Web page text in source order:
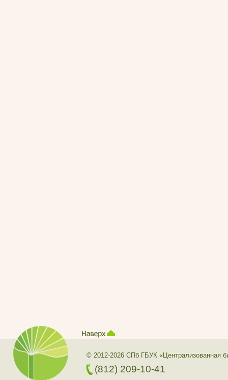
© 2012-2026 СПб ГБУК «Централизованная
(812) 209-10-41